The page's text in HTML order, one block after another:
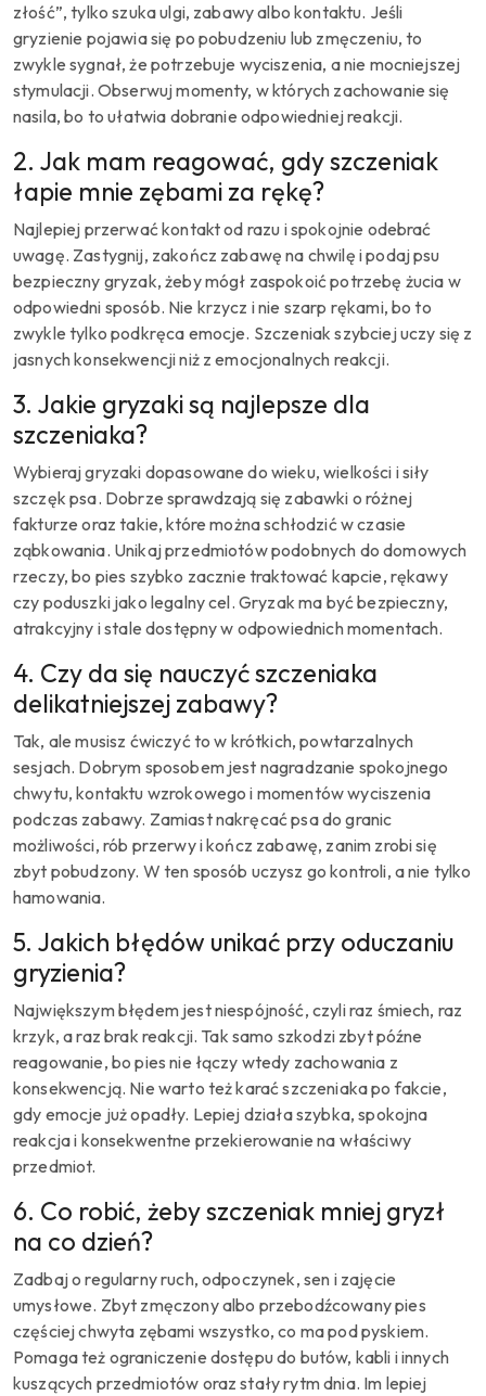
złość”, tylko szuka ulgi, zabawy albo kontaktu. Jeśli
gryzienie pojawia się po pobudzeniu lub zmęczeniu, to
zwykle sygnał, że potrzebuje wyciszenia, a nie mocniejszej
stymulacji. Obserwuj momenty, w których zachowanie się
nasila, bo to ułatwia dobranie odpowiedniej reakcji.
2. Jak mam reagować, gdy szczeniak
łapie mnie zębami za rękę?
Najlepiej przerwać kontakt od razu i spokojnie odebrać
uwagę. Zastygnij, zakończ zabawę na chwilę i podaj psu
bezpieczny gryzak, żeby mógł zaspokoić potrzebę żucia w
odpowiedni sposób. Nie krzycz i nie szarp rękami, bo to
zwykle tylko podkręca emocje. Szczeniak szybciej uczy się z
jasnych konsekwencji niż z emocjonalnych reakcji.
3. Jakie gryzaki są najlepsze dla
szczeniaka?
Wybieraj gryzaki dopasowane do wieku, wielkości i siły
szczęk psa. Dobrze sprawdzają się zabawki o różnej
fakturze oraz takie, które można schłodzić w czasie
ząbkowania. Unikaj przedmiotów podobnych do domowych
rzeczy, bo pies szybko zacznie traktować kapcie, rękawy
czy poduszki jako legalny cel. Gryzak ma być bezpieczny,
atrakcyjny i stale dostępny w odpowiednich momentach.
4. Czy da się nauczyć szczeniaka
delikatniejszej zabawy?
Tak, ale musisz ćwiczyć to w krótkich, powtarzalnych
sesjach. Dobrym sposobem jest nagradzanie spokojnego
chwytu, kontaktu wzrokowego i momentów wyciszenia
podczas zabawy. Zamiast nakręcać psa do granic
możliwości, rób przerwy i kończ zabawę, zanim zrobi się
zbyt pobudzony. W ten sposób uczysz go kontroli, a nie tylko
hamowania.
5. Jakich błędów unikać przy oduczaniu
gryzienia?
Największym błędem jest niespójność, czyli raz śmiech, raz
krzyk, a raz brak reakcji. Tak samo szkodzi zbyt późne
reagowanie, bo pies nie łączy wtedy zachowania z
konsekwencją. Nie warto też karać szczeniaka po fakcie,
gdy emocje już opadły. Lepiej działa szybka, spokojna
reakcja i konsekwentne przekierowanie na właściwy
przedmiot.
6. Co robić, żeby szczeniak mniej gryzł
na co dzień?
Zadbaj o regularny ruch, odpoczynek, sen i zajęcie
umysłowe. Zbyt zmęczony albo przebodźcowany pies
częściej chwyta zębami wszystko, co ma pod pyskiem.
Pomaga też ograniczenie dostępu do butów, kabli i innych
kuszących przedmiotów oraz stały rytm dnia. Im lepiej